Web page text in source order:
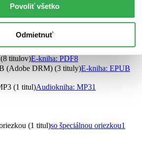
Povoliť všetko
Odmietnuť
titulov)pevná väzba
(13 titulov)E-kniha: EPUB
(10 titulov)E-kniha: MOBI10
titulov)E-kniha: PDF8
(Adobe DRM) (3 tituly)E-kniha: EPUB
(1 titul)Audiokniha: MP31
(1 titul)so špeciálnou oriezkou1